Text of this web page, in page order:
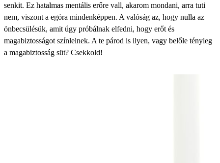
senkit. Ez hatalmas mentális erőre vall, akarom mondani, arra tuti
nem, viszont a egóra mindenképpen. A valóság az, hogy nulla az
önbecsülésük, amit úgy próbálnak elfedni, hogy erőt és
magabiztosságot színlelnek. A te párod is ilyen, vagy belőle tényleg
a magabiztosság süt? Csekkold!